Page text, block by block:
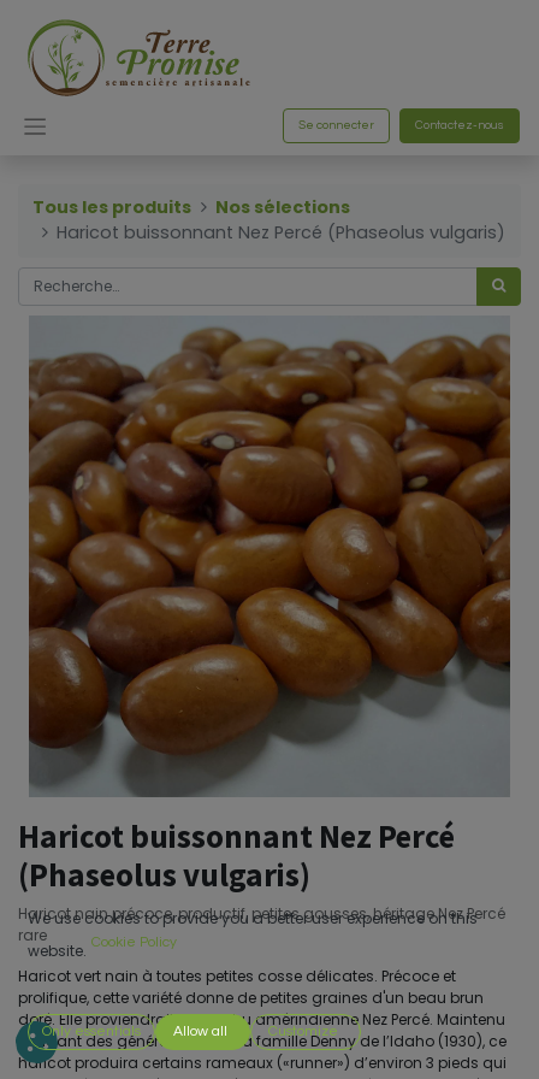
Se connecter Contactez-nous
Tous les produits
Nos sélections
Haricot buissonnant Nez Percé (Phaseolus vulgaris)
Haricot buissonnant Nez Percé
(Phaseolus vulgaris)
Haricot nain précoce, productif, petites gousses, héritage Nez Percé
rare
Haricot vert nain à toutes petites cosse délicates. Précoce et
prolifique, cette variété donne de petites graines d'un beau brun
doré. Elle proviendrait de la tribu amérindienne Nez Percé. Maintenu
pendant des générations par la famille Denny de l’Idaho (1930), ce
haricot produira certains rameaux («runner») d’environ 3 pieds qui
We use cookies to provide you a better user experience on this
website. Cookie Policy
Only essentials Allow all Customize